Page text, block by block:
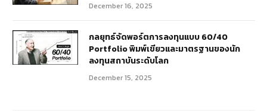
December 16, 2025
กลยุทธ์จัดพอร์ตการลงทุนแบบ 60/40
Portfolio พิมพ์เขียวและมาตรฐานของนัก
ลงทุนสถาบันระดับโลก
December 15, 2025